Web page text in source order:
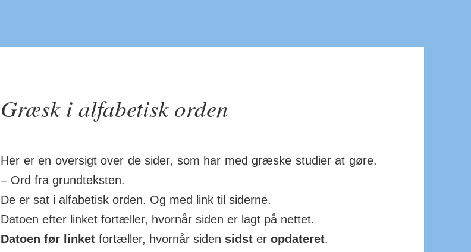
Græsk i alfabetisk orden
Her er en oversigt over de sider, som har med græske studier at gøre.
– Ord fra grund­teksten.
De er sat i alfabetisk orden. Og med link til siderne.
Datoen efter linket fortæller, hvornår siden er lagt på nettet.
Datoen før linket for­tæller, hvornår siden sidst erop­da­teret.